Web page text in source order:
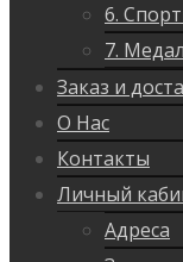
6.
7.
Заказ и
О Нас
Контакты
Личный
Адреса